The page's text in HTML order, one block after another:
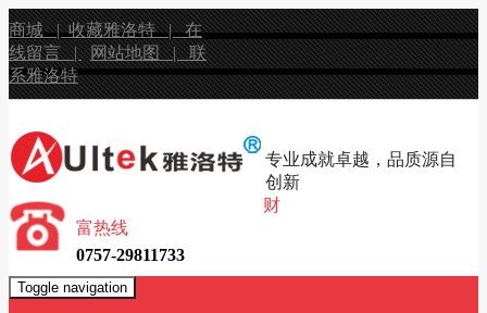
商城 |收藏雅洛特 |在
线留言 | 网站地图 |联
系雅洛特
专业成就卓越，品质源自
创新
财
富热线
0757-29811733
Toggle navigation